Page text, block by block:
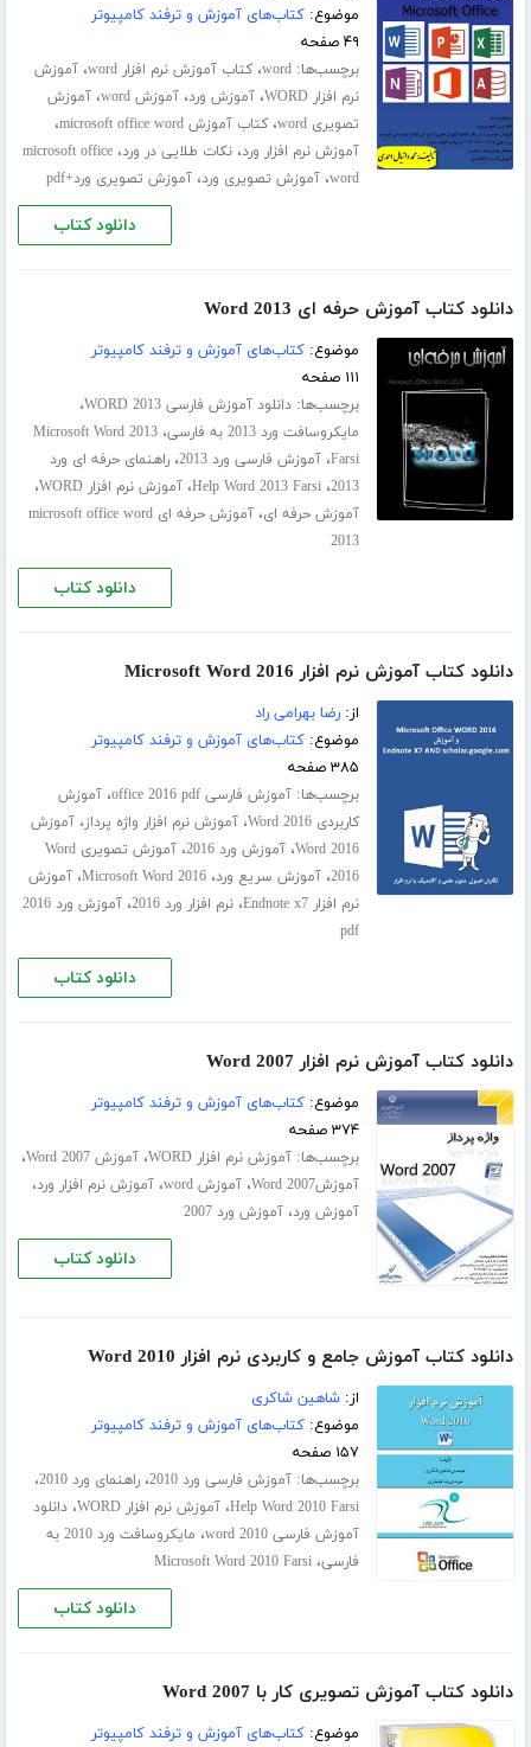
موضوع:کتاب‌های آموزش و ترفند کامپیوتر
۴۹ صفحه
برچسب‌ها:word،کتاب آموزش نرم افزار word ،آموزش
نرم افزار WORD
،آموزش ورد،آموزش word ،آموزش
تصویری word
،کتاب آموزش microsoft office word ،
آموزش نرم افزار ورد،نکات طلایی در ورد،microsoft office
word،آموزش تصویری ورد،آموزش تصویری ورد+pdf
دانلود کتاب
دانلود کتاب آموزش حرفه ای Word 2013
موضوع:کتاب‌های آموزش و ترفند کامپیوتر
۱۱۱ صفحه
برچسب‌ها:دانلود آموزش فارسی WORD 2013 ،
مایکروسافت ورد 2013 به فارسی ،Microsoft Word 2013
Farsi،آموزش فارسی ورد 2013 ،راهنمای حرفه ای ورد
2013،Help Word 2013 Farsi،آموزش نرم افزار WORD ،
آموزش حرفه ای،
آموزش حرفه ای microsoft office word
2013
دانلود کتاب
دانلود کتاب آموزش نرم افزار Microsoft Word 2016
از:رضا بهرامی راد
موضوع:کتاب‌های آموزش و ترفند کامپیوتر
۳۸۵ صفحه
برچسب‌ها:آموزش فارسی office 2016 pdf ،آموزش
کاربردی Word 2016
،آموزش نرم افزار واژه پرداز،آموزش
Word 2016،آموزش ورد 2016 ،
آموزش تصویری Word
2016،آموزش سریع ورد،Microsoft Word 2016،آموزش
نرم افزار Endnote x7
،نرم افزار ورد 2016 ،
آموزش ورد 2016
pdf
دانلود کتاب
دانلود کتاب آموزش نرم افزار Word 2007
موضوع:کتاب‌های آموزش و ترفند کامپیوتر
۳۷۴ صفحه
برچسب‌ها:آموزش نرم افزار WORD ،آموزش Word 2007 ،
آموزشWord 2007 ،آموزش word ،آموزش نرم افزار ورد،
آموزش ورد،آموزش ورد 2007
دانلود کتاب
دانلود کتاب آموزش جامع و کاربردی نرم افزار Word 2010
از:شاهین شاکری
موضوع:کتاب‌های آموزش و ترفند کامپیوتر
۱۵۷ صفحه
برچسب‌ها:آموزش فارسی ورد 2010 ،راهنمای ورد 2010 ،
Help Word 2010 Farsi،آموزش نرم افزار WORD ،دانلود
آموزش فارسی word 2010
،
مایکروسافت ورد 2010 به
فارسی،Microsoft Word 2010 Farsi
دانلود کتاب
دانلود کتاب آموزش تصویری کار با Word 2007
موضوع:کتاب‌های آموزش و ترفند کامپیوتر